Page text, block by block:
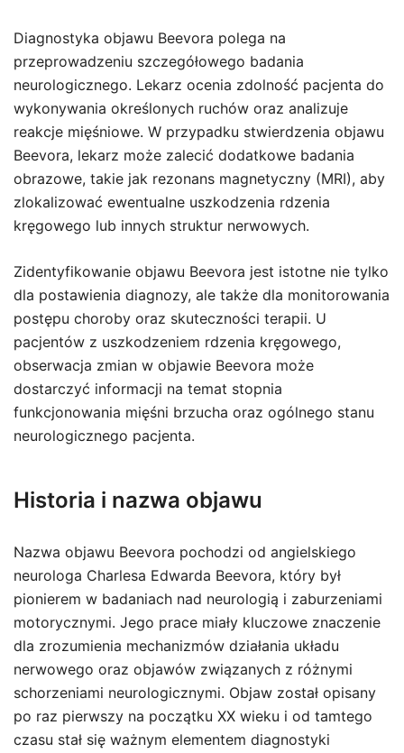
Diagnostyka objawu Beevora polega na
przeprowadzeniu szczegółowego badania
neurologicznego. Lekarz ocenia zdolność pacjenta do
wykonywania określonych ruchów oraz analizuje
reakcje mięśniowe. W przypadku stwierdzenia objawu
Beevora, lekarz może zalecić dodatkowe badania
obrazowe, takie jak rezonans magnetyczny (MRI), aby
zlokalizować ewentualne uszkodzenia rdzenia
kręgowego lub innych struktur nerwowych.
Zidentyfikowanie objawu Beevora jest istotne nie tylko
dla postawienia diagnozy, ale także dla monitorowania
postępu choroby oraz skuteczności terapii. U
pacjentów z uszkodzeniem rdzenia kręgowego,
obserwacja zmian w objawie Beevora może
dostarczyć informacji na temat stopnia
funkcjonowania mięśni brzucha oraz ogólnego stanu
neurologicznego pacjenta.
Historia i nazwa objawu
Nazwa objawu Beevora pochodzi od angielskiego
neurologa Charlesa Edwarda Beevora, który był
pionierem w badaniach nad neurologią i zaburzeniami
motorycznymi. Jego prace miały kluczowe znaczenie
dla zrozumienia mechanizmów działania układu
nerwowego oraz objawów związanych z różnymi
schorzeniami neurologicznymi. Objaw został opisany
po raz pierwszy na początku XX wieku i od tamtego
czasu stał się ważnym elementem diagnostyki